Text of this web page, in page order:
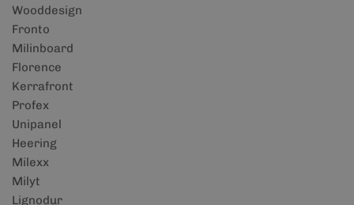
Wooddesign
Fronto
Milinboard
Florence
Kerrafront
Profex
Unipanel
Heering
Milexx
Milyt
Lignodur